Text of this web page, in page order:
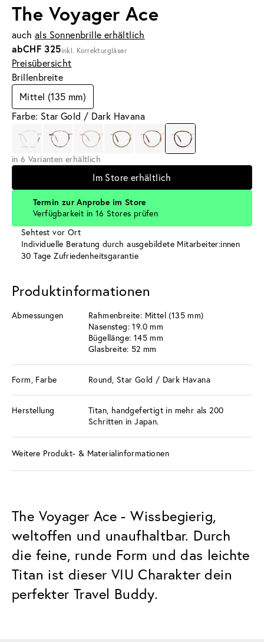
The Voyager Ace
auch als Sonnenbrille erhältlich
abCHF 325inkl. Korrekturgläser
Preisübersicht
Brillenbreite
Mittel (135 mm)
Farbe: Star Gold / Dark Havana
in 6 Varianten erhältlich
Im Store erhältlich
Termin zur Anprobe im Store
Verfügbarkeit in 16 Stores prüfen
Sehtest vor Ort
Individuelle Beratung durch ausgebildete Mitarbeiter:innen
30 Tage Zufriedenheitsgarantie
Produktinformationen
Abmessungen
Rahmenbreite: Mittel (135 mm)
Nasensteg: 19.0 mm
Bügellänge: 145 mm
Glasbreite: 52 mm
Form, Farbe Round, Star Gold / Dark Havana
Herstellung
Titan, handgefertigt in mehr als 200
Schritten in Japan.
Weitere Produkt- & Materialinformationen
The Voyager Ace - Wissbegierig,
weltoffen und unaufhaltbar. Durch
die feine, runde Form und das leichte
Titan ist dieser VIU Charakter dein
perfekter Travel Buddy.